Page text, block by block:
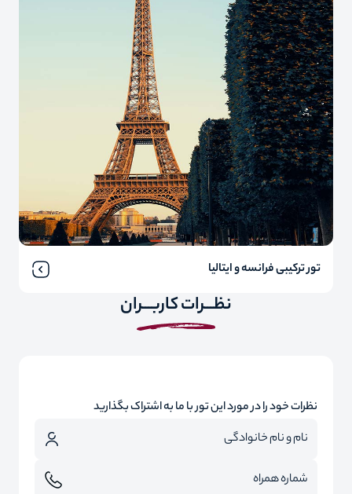
تور ترکیبی فرانسه و ایتالیا
نظـــرات کاربـــران
نظرات خود را در مورد این تور با ما به اشتراک بگذارید